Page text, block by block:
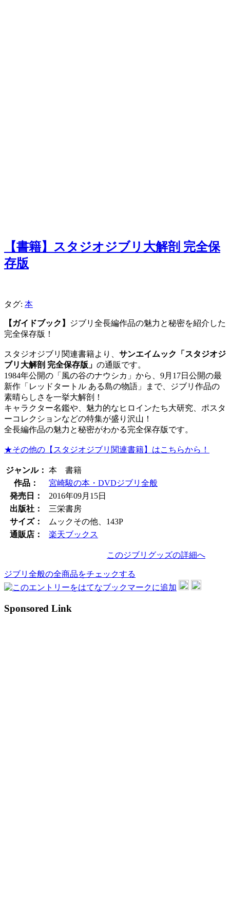
【書籍】スタジオジブリ大解剖 完全保
存版
タグ: 本
【ガイドブック】
ジブリ全長編作品の魅力と秘密を紹介した
完全保存版！
スタジオジブリ関連書籍より、 サンエイムック「スタジオジ
ブリ大解剖 完全保存版」 の通販です。
1984年公開の「風の谷のナウシカ」から、9月17日公開の最
新作「レッドタートル ある島の物語」まで、ジブリ作品の
素晴らしさを一挙大解剖！
キャラクター名鑑や、魅力的なヒロインたち大研究、ポスタ
ーコレクションなどの特集が盛り沢山！
全長編作品の魅力と秘密がわかる完全保存版です。
★その他の【スタジオジブリ関連書籍】はこちらから！
ジャンル： 本 書籍
作品：
宮崎駿の本・DVDジブリ全般
発売日：
2016年09月15日
出版社：
三栄書房
サイズ：
ムックその他、143P
通販店：
楽天ブックス
このジブリグッズの詳細へ
ジブリ全般の全商品をチェックする
Sponsored Link